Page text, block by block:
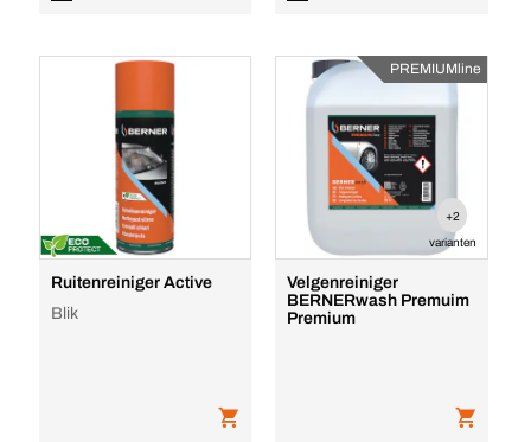
Ruitenreiniger Active
Blik
PREMIUMline
+2
varianten
Velgenreiniger
BERNERwash Premuim
Premium